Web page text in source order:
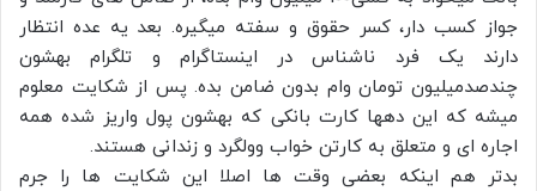
جواز کسب دار، کسر حقوق و سفته میگیره. بعد یه عده انتظار
دارند یک فرد ناشناس در اینستاگرام و تلگرام بهشون
چندصدمیلیون تومان وام بدون ضامن بده. پس از شکایت معلوم
میشه که این دهها کارت بانکی که بهشون پول واریز شده همه
اجاره ای و متعلق به کارتن خواب وولگرد و زندانی هستند.
بدتر هم اینکه بعضی وقت ها اصلا این شکایت ها را جرم